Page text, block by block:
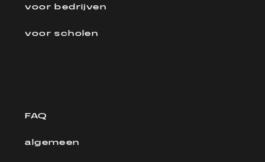
voor bedrijven
voor scholen
FAQ
algemeen